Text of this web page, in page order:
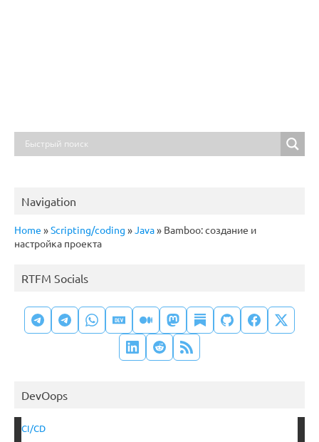
Navigation
Home »Scripting/coding »Java» Bamboo: создание и
настройка проекта
RTFM Socials
DevOops
CI/CD